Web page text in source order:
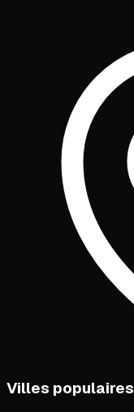
Villes populaires